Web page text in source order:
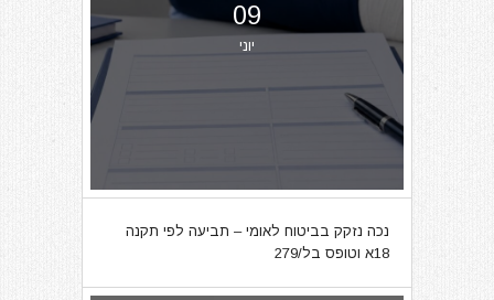
09
יוני
נכה נזקק בביטוח לאומי – תביעה לפי תקנה
18א וטופס בל/279